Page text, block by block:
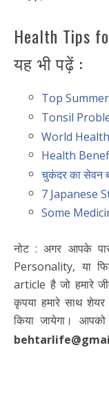
Health Tips
यह भी पढ़ें :
Top
Tonsil
World
Health
चुकंदर का सेवन
7 Japanese
Some
नोट : अगर आपके
Personality, या
article है जो हमारे
कृपया हमारे साथ
किया जायेगा। आपको